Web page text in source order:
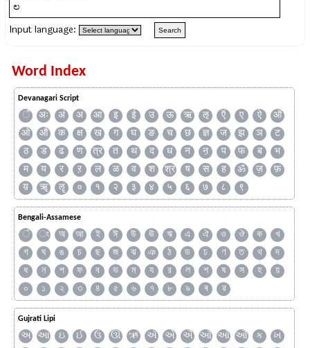
Input language:
Word Index
Devanagari Script
ँ अः अं अ आ इ ई उ ऊ ऋ ऌ ऍ ए ऐ
ऑ
ओ
औ क क्ष ख ग घ ङ च छ ज्ञ ज झ ञ
ट
ठ
ड ढ ण त्र त थ द ध न ऩ प फ ब
भ
म
य र ऱ ल ळ व श श्र ष स ह ॐ ज़
फ़
य़
ॠ ॡ ० १ २ ३ ४ ५ ६ ७ ८ ९
Bengali-Assamese
ঁ ং অ আ ই ঈ উ ঊ ঋ এ ঐ ও ঔ ক
খ
গ
ঘ ঙ চ ছ জ ঝ ঞ ঠ ড ঢ ণ ত থ
দ
ধ
ন প ফ ব ভ ম য র ল শ ষ স হ
য়
০
১ ২ ৩ ৪ ৫ ৬ ৭ ৮ ৯ ৰ ৱ
Gujrati Lipi
અ આ ઇ ઈ ઉ ઊ ઋ ઍ એ ઐ ઑ ઓ ઔ ક
ખ